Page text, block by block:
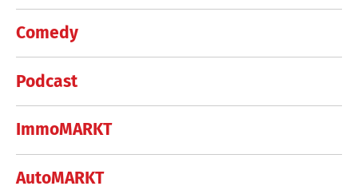
Comedy
Podcast
ImmoMARKT
AutoMARKT